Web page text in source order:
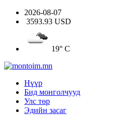
2026-08-07
3593.93 USD
19° C
Нүүр
Бид монголчууд
Улс төр
Эдийн засаг